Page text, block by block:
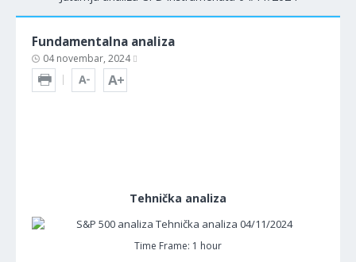
Fundamentalna analiza
04 novembar, 2024
Tehnička analiza
Time Frame: 1 hour